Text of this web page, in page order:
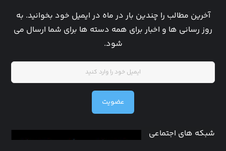
آخرین مطالب را چندین بار در ماه در ایمیل خود بخوانید. به
روز رسانی ها و اخبار برای همه دسته ها برای شما ارسال می
شود.
عضویت
شبکه های اجتماعی